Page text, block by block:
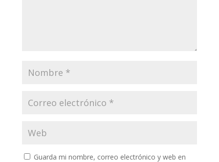
Guarda mi nombre, correo electrónico y web en